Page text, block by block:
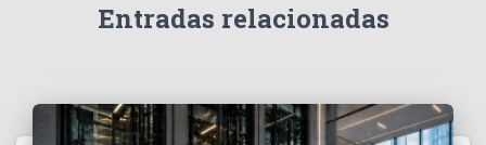
Entradas relacionadas